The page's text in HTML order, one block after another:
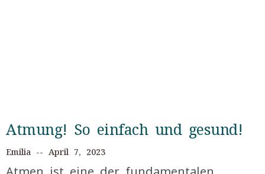
Atmung! So einfach und gesund!
Emilia April 7, 2023